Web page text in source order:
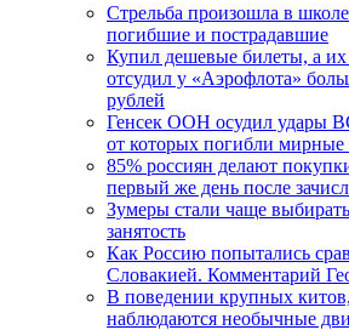
Стрельба произошла в
погибшие и пострадавшие
Купил дешевые билеты, а
отсудил у «Аэрофлота»
рублей
Генсек ООН осудил удары
от которых погибли мирные
85% россиян делают
первый же день после
Зумеры стали чаще
занятость
Как Россию попытались
Словакией. Комментарий
В поведении крупных
наблюдаются необычные